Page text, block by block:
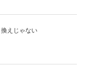
換えじゃない